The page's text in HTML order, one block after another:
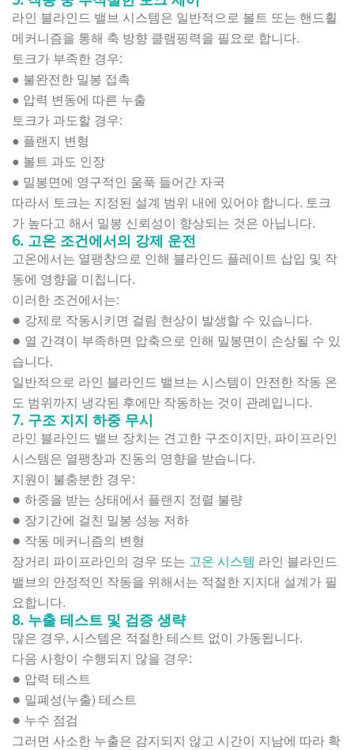
라인 블라인드 밸브 시스템은 일반적으로 볼트 또는 핸드휠
메커니즘을 통해 축 방향 클램핑력을 필요로 합니다.
토크가 부족한 경우:
● 불완전한 밀봉 접촉
● 압력 변동에 따른 누출
토크가 과도할 경우:
● 플랜지 변형
● 볼트 과도 인장
● 밀봉면에 영구적인 움푹 들어간 자국
따라서 토크는 지정된 설계 범위 내에 있어야 합니다. 토크
가 높다고 해서 밀봉 신뢰성이 향상되는 것은 아닙니다.
6. 고온 조건에서의 강제 운전
고온에서는 열팽창으로 인해 블라인드 플레이트 삽입 및 작
동에 영향을 미칩니다.
이러한 조건에서는:
● 강제로 작동시키면 걸림 현상이 발생할 수 있습니다.
● 열 간격이 부족하면 압축으로 인해 밀봉면이 손상될 수 있
습니다.
일반적으로 라인 블라인드 밸브는 시스템이 안전한 작동 온
도 범위까지 냉각된 후에만 작동하는 것이 관례입니다.
7. 구조 지지 하중 무시
라인 블라인드 밸브 장치는 견고한 구조이지만, 파이프라인
시스템은 열팽창과 진동의 영향을 받습니다.
지원이 불충분한 경우:
● 하중을 받는 상태에서 플랜지 정렬 불량
● 장기간에 걸친 밀봉 성능 저하
● 작동 메커니즘의 변형
장거리 파이프라인의 경우 또는 고온 시스템 라인 블라인드
밸브의 안정적인 작동을 위해서는 적절한 지지대 설계가 필
요합니다.
8. 누출 테스트 및 검증 생략
많은 경우, 시스템은 적절한 테스트 없이 가동됩니다.
다음 사항이 수행되지 않을 경우:
● 압력 테스트
● 밀폐성(누출) 테스트
● 누수 점검
그러면 사소한 누출은 감지되지 않고 시간이 지남에 따라 확